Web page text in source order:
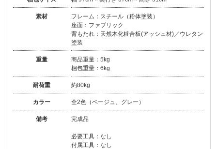
素材
フレーム：スチール（粉体塗装）
座面：ファブリック
背もたれ：天然木化粧合板(アッシュ材)／ウレタン
塗装
重量
商品重量：5kg
梱包重量：6kg
耐荷重 約80kg
カラー 全2色（ベージュ、グレー）
備考 完成品
必要工具：なし
付属工具：なし